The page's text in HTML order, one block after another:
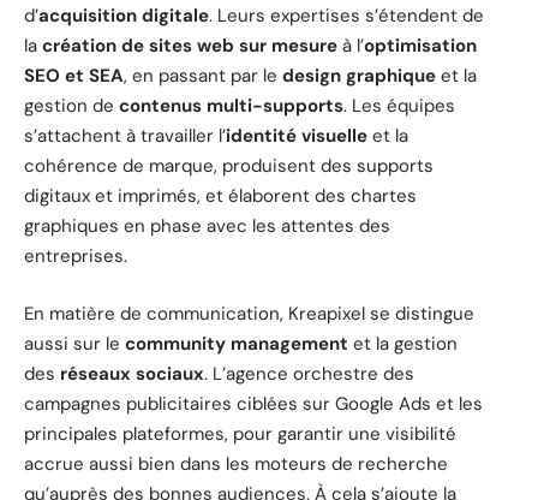
d’acquisition digitale. Leurs expertises s’étendent de
la création de sites web sur mesure à l’optimisation
SEO et SEA, en passant par le design graphique et la
gestion de contenus multi-supports. Les équipes
s’attachent à travailler l’identité visuelle et la
cohérence de marque, produisent des supports
digitaux et imprimés, et élaborent des chartes
graphiques en phase avec les attentes des
entreprises.
En matière de communication, Kreapixel se distingue
aussi sur le community management et la gestion
des réseaux sociaux. L’agence orchestre des
campagnes publicitaires ciblées sur Google Ads et les
principales plateformes, pour garantir une visibilité
accrue aussi bien dans les moteurs de recherche
qu’auprès des bonnes audiences. À cela s’ajoute la